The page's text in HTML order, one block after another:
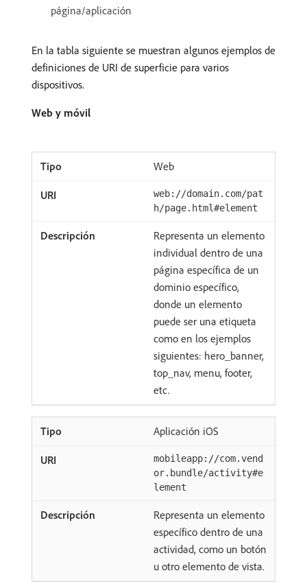
página/aplicación
En la tabla siguiente se muestran algunos ejemplos de
definiciones de URI de superficie para varios
dispositivos.
Web y móvil
Web
web://domain.com/pat
h/page.html#element
Representa un elemento
individual dentro de una
página específica de un
dominio específico,
donde un elemento
puede ser una etiqueta
como en los ejemplos
siguientes: hero_banner,
top_nav, menu, footer,
etc.
Aplicación iOS
mobileapp://com.vend
or.bundle/activity#e
lement
Representa un elemento
específico dentro de una
actividad, como un botón
u otro elemento de vista.